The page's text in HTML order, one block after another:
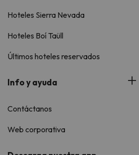
Hoteles Sierra Nevada
Hoteles Boí Taüll
Últimos hoteles reservados
Info y ayuda
Contáctanos
Web corporativa